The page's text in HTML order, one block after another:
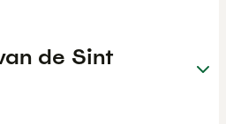
de Sint